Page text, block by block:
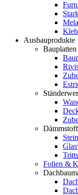
Ausbauprodukte
Bauplatten
Folien &